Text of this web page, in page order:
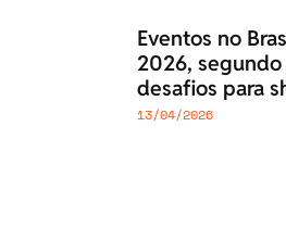
Eventos no
2026, segundo
desafios para
13/04/2026